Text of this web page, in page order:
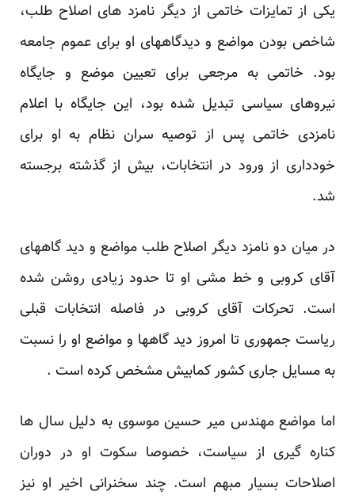
یکی از تمایزات خاتمی از دیگر نامزد های اصلاح طلب،
شاخص بودن مواضع و دیدگاههای او برای عموم ‏جامعه
بود. خاتمی به مرجعی برای تعیین موضع و جایگاه
نیروهای سیاسی تبدیل شده بود، این جایگاه با اعلام
‏نامزدی خاتمی پس از توصیه سران نظام به او برای
خودداری از ورود در انتخابات، بیش از گذشته برجسته
‏شد. ‏
در میان دو نامزد دیگر اصلاح طلب مواضع و دید گاههای
آقای کروبی و خط مشی او تا حدود زیادی روشن شده
‏است. تحرکات آقای کروبی در فاصله انتخابات قبلی
ریاست جمهوری تا امروز دید گاهها و مواضع او را نسبت
به ‏مسایل جاری کشور کمابیش مشخص کرده است .‏
اما مواضع مهندس میر حسین موسوی به دلیل سال ها
کناره گیری از سیاست، خصوصا سکوت او در دوران
‏اصلاحات بسیار مبهم است. چند سخنرانی اخیر او نیز